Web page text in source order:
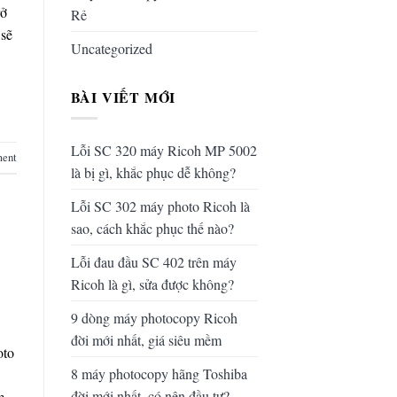
Rẻ
Uncategorized
BÀI VIẾT MỚI
Lỗi SC 320 máy Ricoh MP 5002
là bị gì, khắc phục dễ không?
Lỗi SC 302 máy photo Ricoh là
sao, cách khắc phục thế nào?
Lỗi đau đầu SC 402 trên máy
Ricoh là gì, sửa được không?
9 dòng máy photocopy Ricoh
đời mới nhất, giá siêu mềm
8 máy photocopy hãng Toshiba